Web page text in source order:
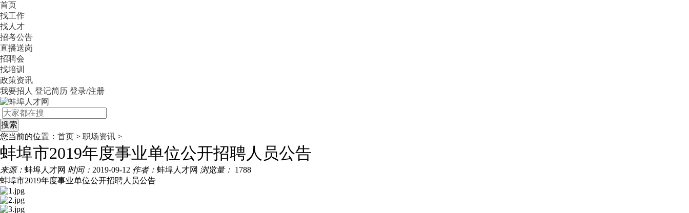
首页
找工作
找人才
招考公告
直播送岗
招聘会
找培训
政策资讯
我要招人 登记简历 登录/注册
您当前的位置： 首页 > 职场资讯 >
蚌埠市2019年度事业单位公开招聘人员公告
来源： 蚌埠人才网 时间： 2019-09-12 作者： 蚌埠人才网 浏览量： 1788
蚌埠市2019年度事业单位公开招聘人员公告